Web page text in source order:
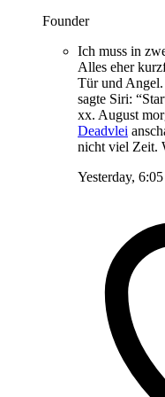
Founder
Ich muss in
Alles eher
Tür und Angel.
sagte Siri:
xx. August
Deadvlei
nicht viel Zeit.
Yesterday,